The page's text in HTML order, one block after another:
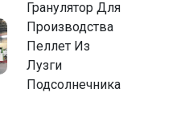
Гранулятор Для
Производства
Пеллет Из
Лузги
Подсолнечника